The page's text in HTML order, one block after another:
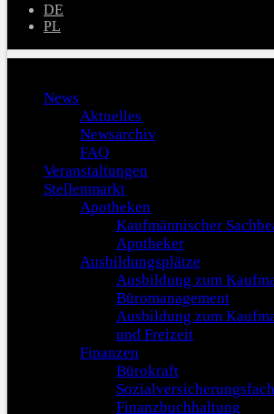
DE
PL
News
Aktuelles
Newsarchiv
FAQ
Veranstaltungen
Stellenmarkt
Apotheken
Kaufmännischer
Apotheker
Ausbildungsplätze
Ausbildung zum
Büromanagement
Ausbildung zum
und Freizeit
Finanzen
Bürokraft
Finanzbuchhaltung